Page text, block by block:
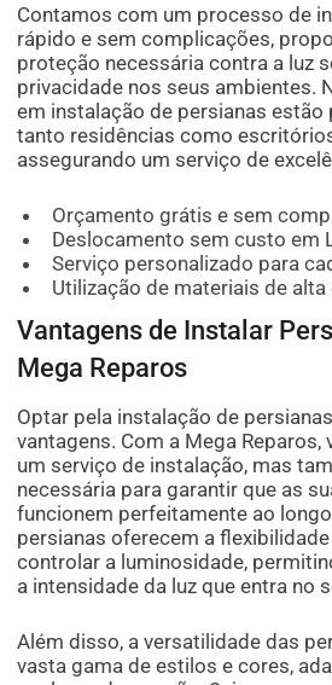
Contamos com um processo de
rápido e sem complicações,
proteção necessária contra a luz
privacidade nos seus ambientes.
em instalação de persianas
tanto residências como
assegurando um serviço de
Orçamento grátis e sem
Deslocamento sem custo em
Serviço personalizado para
Utilização de materiais de alta
Vantagens de Instalar
Mega Reparos
Optar pela instalação de
vantagens. Com a Mega Reparos,
um serviço de instalação, mas
necessária para garantir que as
funcionem perfeitamente ao
persianas oferecem a
controlar a luminosidade,
a intensidade da luz que entra no
Além disso, a versatilidade das
vasta gama de estilos e cores,